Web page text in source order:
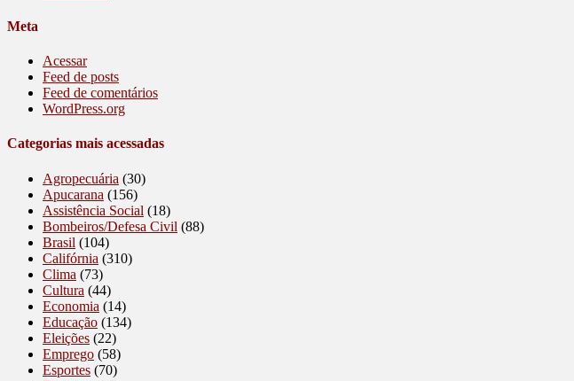
Meta
Acessar
Feed de posts
Feed de comentários
WordPress.org
Categorias mais acessadas
Agropecuária (30)
Apucarana (156)
Assistência Social (18)
Bombeiros/Defesa Civil (88)
Brasil (104)
Califórnia (310)
Clima (73)
Cultura (44)
Economia (14)
Educação (134)
Eleições (22)
Emprego (58)
Esportes (70)